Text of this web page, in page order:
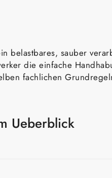
belastbares, sauber
die einfache
fachlichen
Ueberblick